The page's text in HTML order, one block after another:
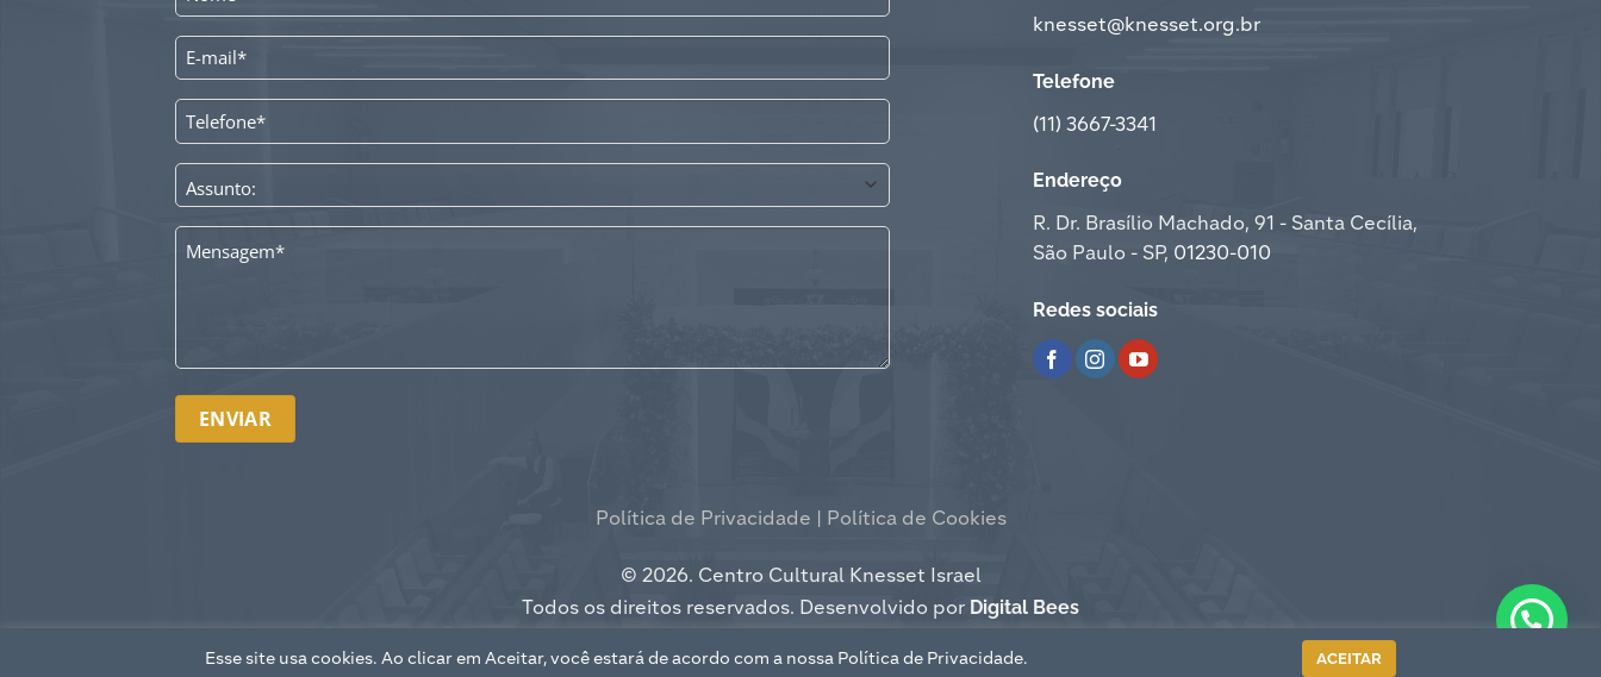
*
E-
MAIL
*
TELEFONE
*
ASSUNTO
*
MENSAGEM
knesset@knesset.org.br
Telefone
(11) 3667-3341
Endereço
R. Dr. Brasílio Machado, 91 - Santa Cecília,
São Paulo - SP, 01230-010
Redes sociais
Política de Privacidade | Política de Cookies
© 2026. Centro Cultural Knesset Israel
Todos os direitos reservados. Desenvolvido por Digital Bees
Esse site usa cookies. Ao clicar em Aceitar, você estará de acordo com a nossa Política de Privacidade. ACEITAR